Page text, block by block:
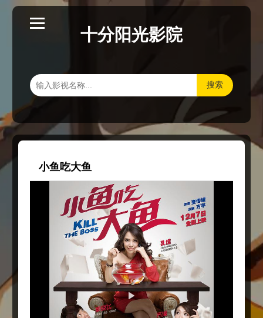
十分阳光影院
搜索
小鱼吃大鱼